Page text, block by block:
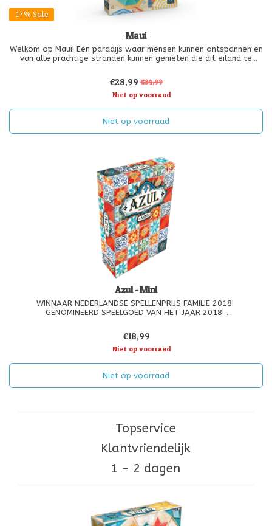
17% Sale
Maui
Welkom op Maui! Een paradijs waar mensen kunnen ontspannen en
van alle prachtige stranden kunnen genieten die dit eiland te
€28,99 €34,99
Niet op voorraad
Niet op voorraad
Azul - Mini
WINNAAR NEDERLANDSE SPELLENPRIJS FAMILIE 2018!
GENOMINEERD SPEELGOED VAN HET JAAR 2018!
Azuleojos (oorspronkelijk witte en blauwe keramische tegels) zijn
€18,99
Niet op voorraad
Niet op voorraad
Topservice
Klantvriendelijk
1 - 2 dagen